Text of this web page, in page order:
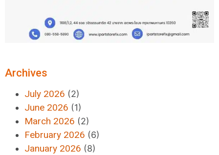
Archives
July 2026 (2)
June 2026 (1)
March 2026 (2)
February 2026 (6)
January 2026 (8)